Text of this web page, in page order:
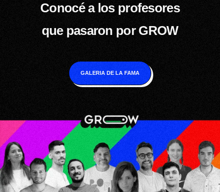
Conocé a los profesores
que pasaron por GROW
GALERIA DE LA FAMA